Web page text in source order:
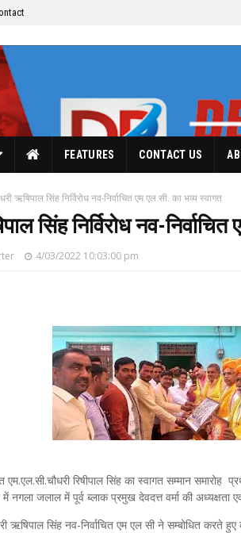
FEATURES CONTACT US
ऋषिपाल सिंह निर्विरोध नव-निर्वाचित एम.एल.सी. का भव्य स्वागत
सिंह निर्विरोध नव-
4/03/2022 10:03:00 pm
एम.एल.सी.चौधरी रिषीपाल सिंह का स्वागत सम्मान समारोह
जलाल में पूर्व ब्लाक प्रमुख देवदत्त वर्मा की
सिंह नव-निर्वाचित एम एल सी ने सम्बोधित करते हुए